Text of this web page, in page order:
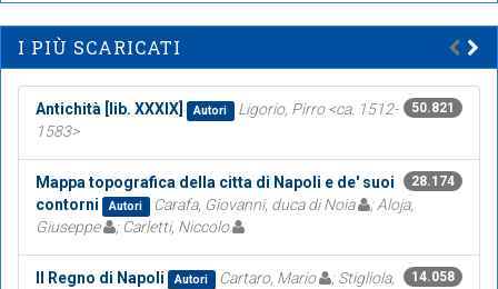
I PIÙ SCARICATI
50.821
Antichità [lib. XXXIX] Autori
Ligorio, Pirro <ca. 1512-
1583>
28.174
Mappa topografica della citta di Napoli e de' suoi
contorni
Autori Carafa, Giovanni, duca di Noia
; Aloja,
Giuseppe
; Carletti, Niccolo
14.058
Il Regno di Napoli Autori Cartaro, Mario
; Stigliola,